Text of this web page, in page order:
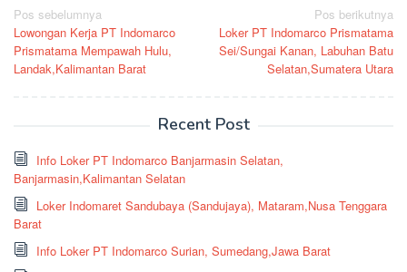
Navigasi
pos
Pos sebelumnya
Lowongan Kerja PT Indomarco
Prismatama Mempawah Hulu,
Landak,Kalimantan Barat
Pos berikutnya
Loker PT Indomarco Prismatama
Sei/Sungai Kanan, Labuhan Batu
Selatan,Sumatera Utara
Recent Post
Info Loker PT Indomarco Banjarmasin Selatan,
Banjarmasin,Kalimantan Selatan
Loker Indomaret Sandubaya (Sandujaya), Mataram,Nusa Tenggara
Barat
Info Loker PT Indomarco Surian, Sumedang,Jawa Barat